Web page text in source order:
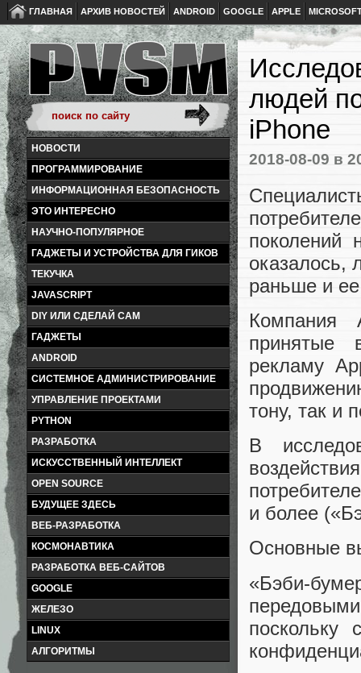
ГЛАВНАЯ АРХИВ НОВОСТЕЙ ANDROID GOOGLE APPLE
НОВОСТИ
ПРОГРАММИРОВАНИЕ
ИНФОРМАЦИОННАЯ БЕЗОПАСНОСТЬ
ЭТО ИНТЕРЕСНО
НАУЧНО-ПОПУЛЯРНОЕ
ГАДЖЕТЫ И УСТРОЙСТВА ДЛЯ ГИКОВ
ТЕКУЧКА
JAVASCRIPT
DIY ИЛИ СДЕЛАЙ САМ
ГАДЖЕТЫ
ANDROID
СИСТЕМНОЕ АДМИНИСТРИРОВАНИЕ
УПРАВЛЕНИЕ ПРОЕКТАМИ
PYTHON
РАЗРАБОТКА
ИСКУССТВЕННЫЙ ИНТЕЛЛЕКТ
OPEN SOURCE
БУДУЩЕЕ ЗДЕСЬ
ВЕБ-РАЗРАБОТКА
КОСМОНАВТИКА
РАЗРАБОТКА ВЕБ-САЙТОВ
GOOGLE
ЖЕЛЕЗО
LINUX
АЛГОРИТМЫ
людей
iPhone
2018-08-09 в
поколений
оказалось,
раньше и
Компания
принятые
рекламу
тону, так и
В
и более
Основные
«Бэби-